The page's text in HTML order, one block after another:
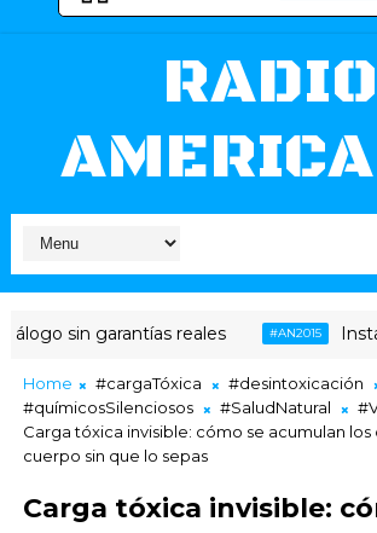
RADIO
sin garantías reales #AN2015
Home #cargaTóxica
#desintoxicación
#químicosSilenciosos
#SaludNatural
Carga tóxica invisible: cómo se acumulan los
cuerpo sin que lo sepas
Carga tóxica invisible: